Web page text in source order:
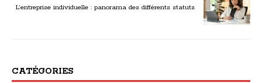
L’entreprise individuelle : panorama des différents statuts
CATÉGORIES